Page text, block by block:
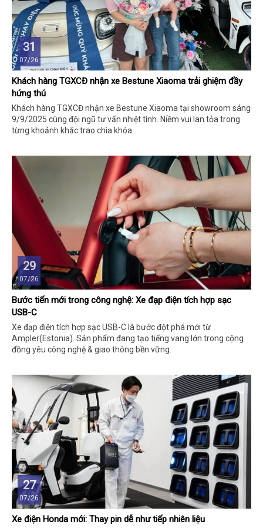
31
07/26
Khách hàng TGXCĐ nhận xe Bestune Xiaoma trải ghiệm đầy
hứng thú
Khách hàng TGXCĐ nhận xe Bestune Xiaoma tại showroom sáng
9/9/2025 cùng đội ngũ tư vấn nhiệt tình. Niềm vui lan tỏa trong
từng khoảnh khắc trao chìa khóa.
29
07/26
Bước tiến mới trong công nghệ: Xe đạp điện tích hợp sạc
USB-C
Xe đạp điện tích hợp sạc USB-C là bước đột phá mới từ
Ampler(Estonia). Sản phẩm đang tạo tiếng vang lớn trong cộng
đồng yêu công nghệ & giao thông bền vững.
27
07/26
Xe điện Honda mới: Thay pin dễ như tiếp nhiên liệu